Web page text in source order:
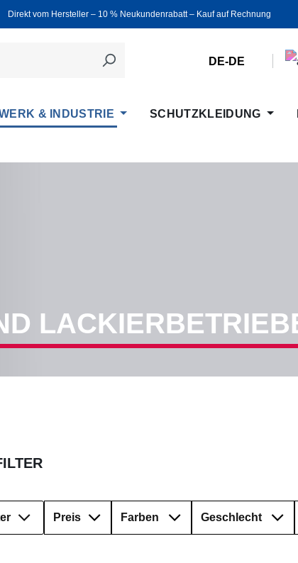
Direkt vom Hersteller ‒ 10 % Neukundenrabatt ‒ Kauf auf Rechnung
DE-DE
& INDUSTRIE SCHUTZKLEIDUNG
Preis Farben Geschlecht